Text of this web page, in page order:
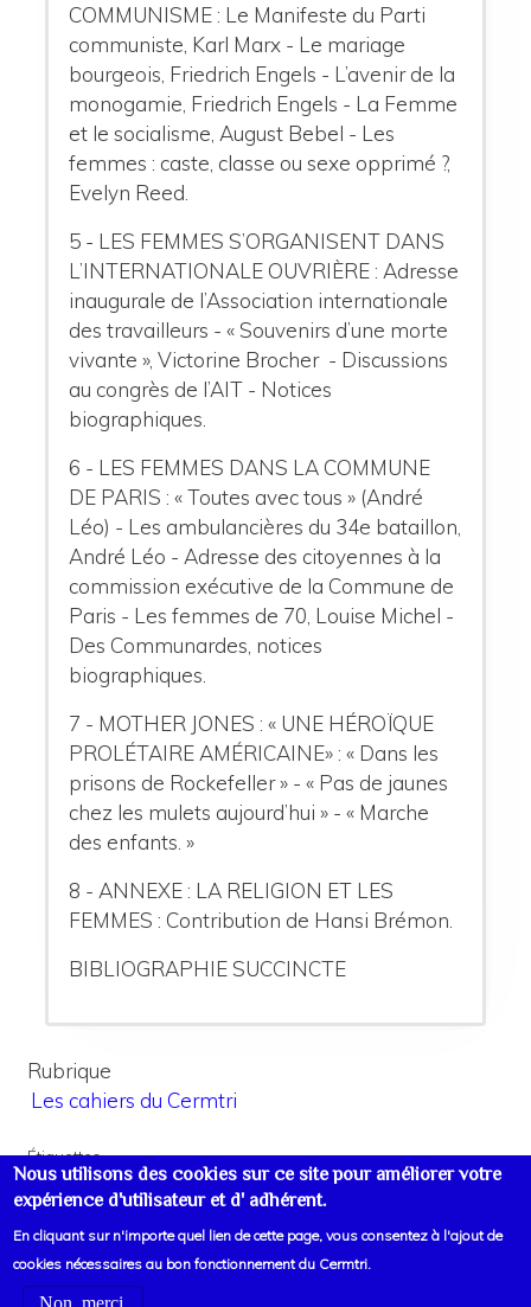
Nous utilisons des cookies sur ce site pour améliorer votre
expérience d'utilisateur et d' adhérent.
En cliquant sur n'importe quel lien de cette page, vous consentez à l'ajout de
cookies nécessaires au bon fonctionnement du Cermtri.
COMMUNISME : Le Manifeste du Parti
communiste, Karl Marx - Le mariage
bourgeois, Friedrich Engels - L’avenir de la
monogamie, Friedrich Engels - La Femme
et le socialisme, August Bebel - Les
femmes : caste, classe ou sexe opprimé ?,
Evelyn Reed.
5 - LES FEMMES S’ORGANISENT DANS
L’INTERNATIONALE OUVRIÈRE : Adresse
inaugurale de l’Association internationale
des travailleurs - « Souvenirs d’une morte
vivante », Victorine Brocher - Discussions
au congrès de l’AIT - Notices
biographiques.
6 - LES FEMMES DANS LA COMMUNE
DE PARIS : « Toutes avec tous » (André
Léo) - Les ambulancières du 34e bataillon,
André Léo - Adresse des citoyennes à la
commission exécutive de la Commune de
Paris - Les femmes de 70, Louise Michel -
Des Communardes, notices
biographiques.
7 - MOTHER JONES : « UNE HÉROÏQUE
PROLÉTAIRE AMÉRICAINE» : « Dans les
prisons de Rockefeller » - « Pas de jaunes
chez les mulets aujourd’hui » - « Marche
des enfants. »
8 - ANNEXE : LA RELIGION ET LES
FEMMES : Contribution de Hansi Brémon.
BIBLIOGRAPHIE SUCCINCTE
Rubrique
Les cahiers du Cermtri
Étiquettes
Femmes